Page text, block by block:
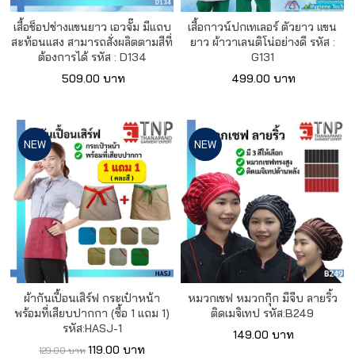
เสื้อช็อปช่างแขนยาว เอวจั๊ม มีแถบ
สะท้อนแสง สามารถสั่งผลิตตามสีที่
ต้องการได้ รหัส : D134
509.00 บาท
เสื้อกาวน์ปกเทเลอร์ ตัวยาว แขน
ยาว ผ้าวาเลนติโน่อย่างดี รหัส :
G131
499.00 บาท
NEW
ผ้ากันเปื้อนเสิร์ฟ กระเป๋าหน้า
พร้อมที่เสียบปากกา (ซื้อ 1 แถม 1)
รหัส:HASJ-1
129.00 บาท 119.00 บาท
NEW
หมวกเชฟ หมวกกุ๊ก มีจีบ ลายริ้ว
ติดเมจิเทป รหัส:B249
149.00 บาท